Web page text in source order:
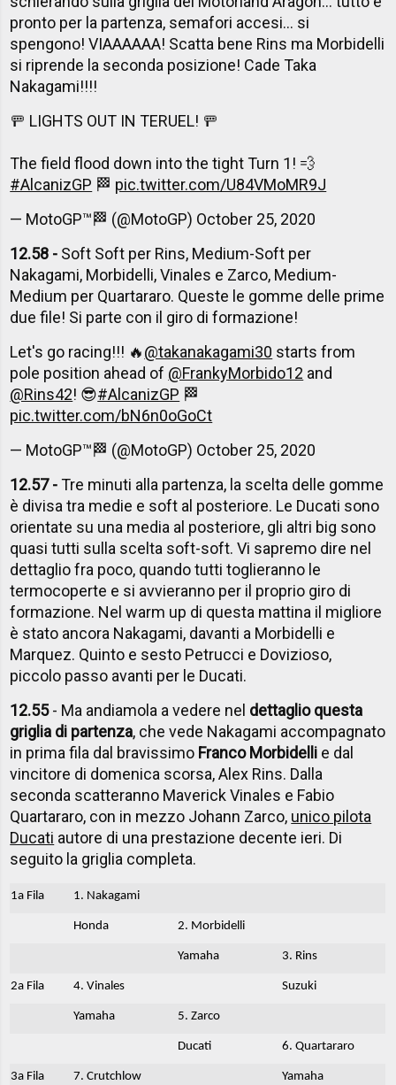
pronto per la partenza, semafori accesi... si
spengono! VIAAAAAA! Scatta bene Rins ma Morbidelli
si riprende la seconda posizione! Cade Taka
Nakagami!!!!
🚥 LIGHTS OUT IN TERUEL! 🚥
The field flood down into the tight Turn 1! 💨
#AlcanizGP 🏁 pic.twitter.com/U84VMoMR9J
— MotoGP™🏁 (@MotoGP) October 25, 2020
12.58 - Soft Soft per Rins, Medium-Soft per
Nakagami, Morbidelli, Vinales e Zarco, Medium-
Medium per Quartararo. Queste le gomme delle prime
due file! Si parte con il giro di formazione!
Let's go racing!!! 🔥@takanakagami30 starts from
pole position ahead of @FrankyMorbido12 and
@Rins42! 😎#AlcanizGP 🏁
pic.twitter.com/bN6n0oGoCt
— MotoGP™🏁 (@MotoGP) October 25, 2020
12.57 -Tre minuti alla partenza, la scelta delle gomme
è divisa tra medie e soft al posteriore. Le Ducati sono
orientate su una media al posteriore, gli altri big sono
quasi tutti sulla scelta soft-soft. Vi sapremo dire nel
dettaglio fra poco, quando tutti toglieranno le
termocoperte e si avvieranno per il proprio giro di
formazione. Nel warm up di questa mattina il migliore
è stato ancora Nakagami, davanti a Morbidelli e
Marquez. Quinto e sesto Petrucci e Dovizioso,
piccolo passo avanti per le Ducati.
12.55- Ma andiamola a vedere nel dettaglio questa
griglia di partenza, che vede Nakagami accompagnato
in prima fila dal bravissimo Franco Morbidelli e dal
vincitore di domenica scorsa, Alex Rins. Dalla
seconda scatteranno Maverick Vinales e Fabio
Quartararo, con in mezzo Johann Zarco, unico pilota
Ducati autore di una prestazione decente ieri. Di
seguito la griglia completa.
1a Fila 1. Nakagami
Honda 2. Morbidelli
Yamaha 3. Rins
2a Fila 4. Vinales Suzuki
Yamaha 5. Zarco
Ducati 6. Quartararo
3a Fila 7. Crutchlow Yamaha